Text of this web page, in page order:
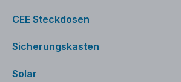
CEE Steckdosen
Sicherungskasten
Solar